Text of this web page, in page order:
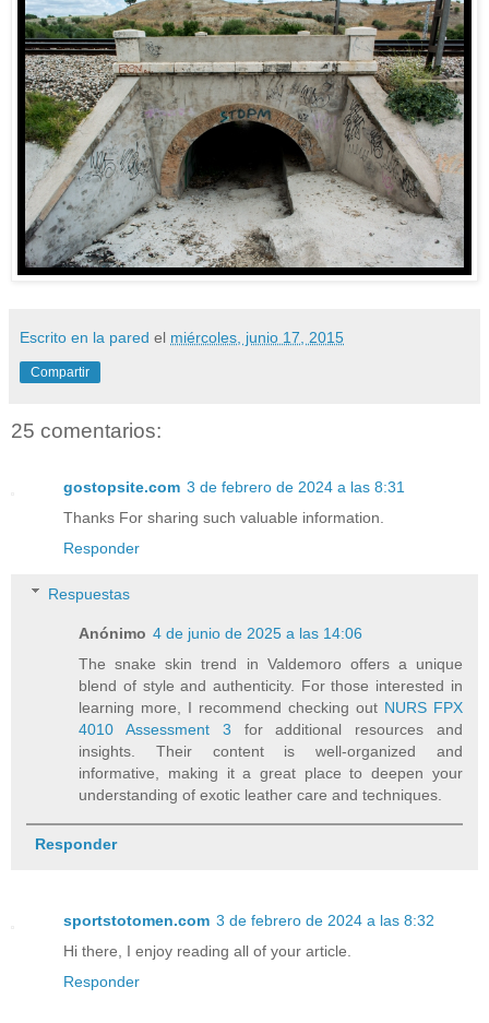
Escrito en la pared el miércoles, junio 17, 2015
Compartir
25 comentarios:
gostopsite.com 3 de febrero de 2024 a las 8:31
Thanks For sharing such valuable information.
Responder
Respuestas
Anónimo 4 de junio de 2025 a las 14:06
The snake skin trend in Valdemoro offers a unique
blend of style and authenticity. For those interested in
learning more, I recommend checking out NURS FPX
4010 Assessment 3 for additional resources and
insights. Their content is well-organized and
informative, making it a great place to deepen your
understanding of exotic leather care and techniques.
Responder
sportstotomen.com 3 de febrero de 2024 a las 8:32
Hi there, I enjoy reading all of your article.
Responder